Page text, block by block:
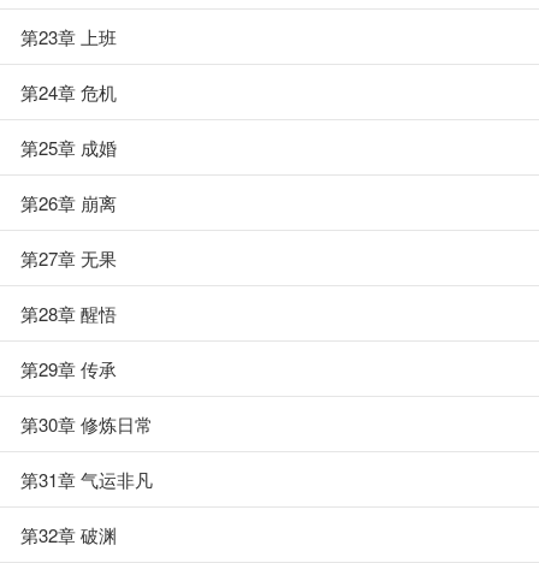
第23章 上班
第24章 危机
第25章 成婚
第26章 崩离
第27章 无果
第28章 醒悟
第29章 传承
第30章 修炼日常
第31章 气运非凡
第32章 破渊